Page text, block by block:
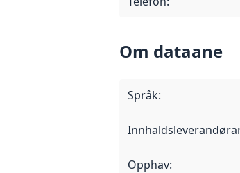
Om dataane
Språk:
Opphav: